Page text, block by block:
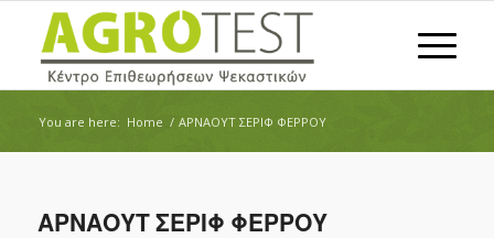
You are here: Home / ΑΡΝΑΟΥΤ ΣΕΡΙΦ ΦΕΡΡΟΥ
ΑΡΝΑΟΥΤ ΣΕΡΙΦ ΦΕΡΡΟΥ